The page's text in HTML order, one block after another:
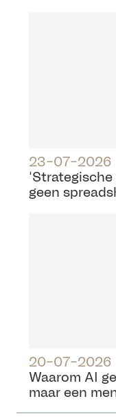
23-07-2026
geen
20-07-2026
Waarom AI
maar een